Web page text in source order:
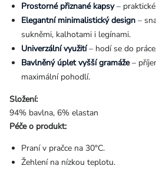
Prostorné přiznané kapsy–
Elegantní minimalistický design –
sukněmi, kalhotami i legínami.
Univerzální využití– hodí se do
Bavlněný úplet vyšší gramáže–
maximální pohodlí.
Složení:
94% bavlna, 6% elastan
Péče o produkt:
Praní v pračce na 30°C.
Žehlení na nízkou teplotu.